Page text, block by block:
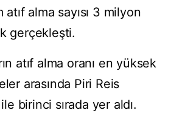
atıf alma sayısı 3 milyon
gerçekleşti.
atıf alma oranı en yüksek
arasında Piri Reis
birinci sırada yer aldı.